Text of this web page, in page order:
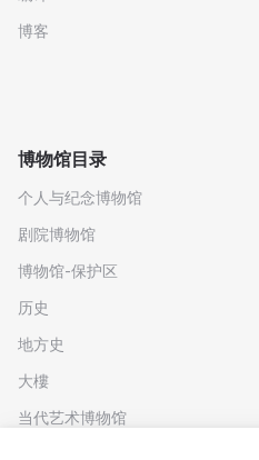
博客
博物馆目录
个人与纪念博物馆
剧院博物馆
博物馆-保护区
历史
地方史
大樓
当代艺术博物馆